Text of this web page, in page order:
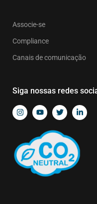
Associe-se
Compliance
Canais de comunicação
Siga nossas redes